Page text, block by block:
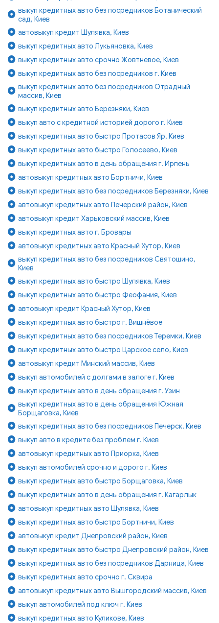
выкуп кредитных авто без посредников Ботанический
сад, Киев
автовыкуп кредит Шулявка, Киев
выкуп кредитных авто Лукьяновка, Киев
выкуп кредитных авто срочно Жовтневое, Киев
выкуп кредитных авто без посредников г. Киев
выкуп кредитных авто без посредников Отрадный
массив, Киев
выкуп кредитных авто Березняки, Киев
выкуп авто с кредитной историей дорого г. Киев
выкуп кредитных авто быстро Протасов Яр, Киев
выкуп кредитных авто быстро Голосеево, Киев
выкуп кредитных авто в день обращения г. Ирпень
автовыкуп кредитных авто Бортничи, Киев
выкуп кредитных авто без посредников Березняки, Киев
автовыкуп кредитных авто Печерский район, Киев
автовыкуп кредит Харьковский массив, Киев
выкуп кредитных авто г. Бровары
автовыкуп кредитных авто Красный Хутор, Киев
выкуп кредитных авто без посредников Святошино,
Киев
выкуп кредитных авто быстро Шулявка, Киев
выкуп кредитных авто быстро Феофания, Киев
автовыкуп кредит Красный Хутор, Киев
выкуп кредитных авто быстро г. Вишнёвое
выкуп кредитных авто без посредников Теремки, Киев
выкуп кредитных авто быстро Царское село, Киев
автовыкуп кредит Минский массив, Киев
выкуп автомобилей с долгами в залоге г. Киев
выкуп кредитных авто в день обращения г. Узин
выкуп кредитных авто в день обращения Южная
Борщаговка, Киев
выкуп кредитных авто без посредников Печерск, Киев
выкуп авто в кредите без проблем г. Киев
автовыкуп кредитных авто Приорка, Киев
выкуп автомобилей срочно и дорого г. Киев
выкуп кредитных авто быстро Борщаговка, Киев
выкуп кредитных авто в день обращения г. Кагарлык
автовыкуп кредитных авто Шулявка, Киев
выкуп кредитных авто быстро Бортничи, Киев
автовыкуп кредит Днепровский район, Киев
выкуп кредитных авто быстро Днепровский район, Киев
выкуп кредитных авто без посредников Дарница, Киев
выкуп кредитных авто срочно г. Сквира
автовыкуп кредитных авто Вышгородский массив, Киев
выкуп автомобилей под ключ г. Киев
выкуп кредитных авто Куликове, Киев